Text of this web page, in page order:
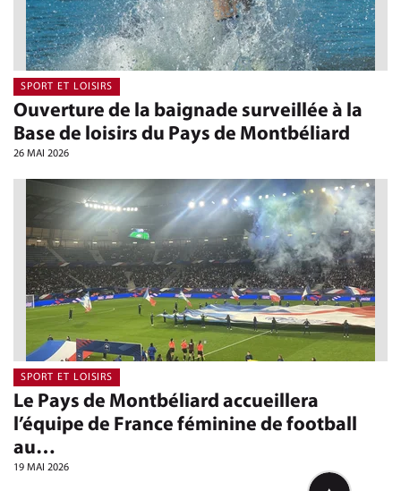
Ouverture de la baignade surveillée à la
Base de loisirs du Pays de Montbéliard
26 MAI 2026
SPORT ET LOISIRS
Le Pays de Montbéliard accueillera
l’équipe de France féminine de football
au…
19 MAI 2026
SPORT ET LOISIRS
Retourner en